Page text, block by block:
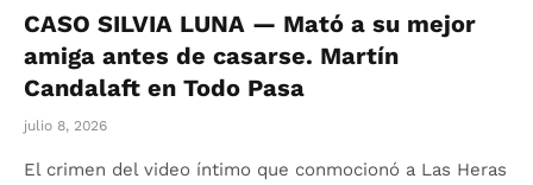
CASO SILVIA LUNA — Mató a su mejor
amiga antes de casarse. Martín
Candalaft en Todo Pasa
julio 8, 2026
El crimen del video íntimo que conmocionó a Las Heras